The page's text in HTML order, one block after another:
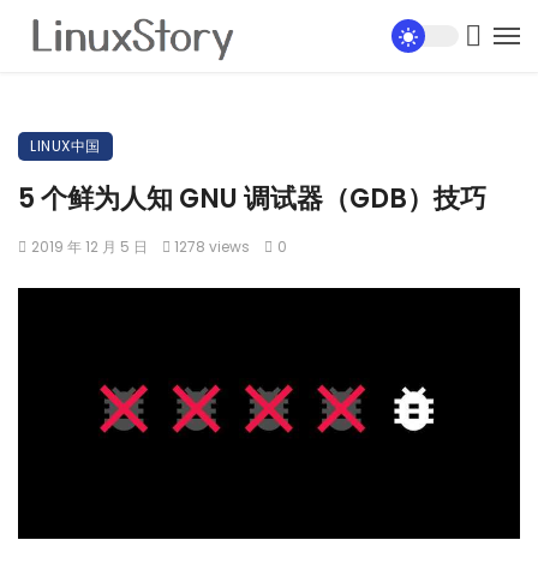
LINUX中国
5 个鲜为人知 GNU 调试器（GDB）技巧
2019 年 12 月 5 日 1278 views 0